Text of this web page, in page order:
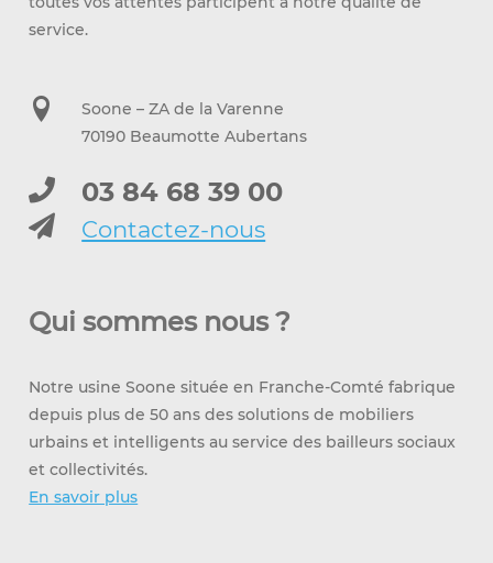
service.
Soone – ZA de la Varenne
70190 Beaumotte Aubertans
03 84 68 39 00
Contactez-nous
Qui sommes nous ?
Notre usine Soone située en Franche-Comté fabrique
depuis plus de 50 ans des solutions de mobiliers
urbains et intelligents au service des bailleurs sociaux
et collectivités.
En savoir plus